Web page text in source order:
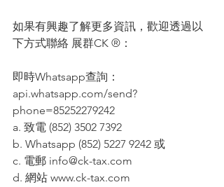
如果有興趣了解更多資訊，歡迎透過以
下方式聯絡 展群CK ®：
即時Whatsapp查詢：
api.whatsapp.com/send?
phone=85252279242
a. 致電 (852) 3502 7392
b. Whatsapp (852) 5227 9242 或
c. 電郵 info@ck-tax.com
d. 網站 www.ck-tax.com